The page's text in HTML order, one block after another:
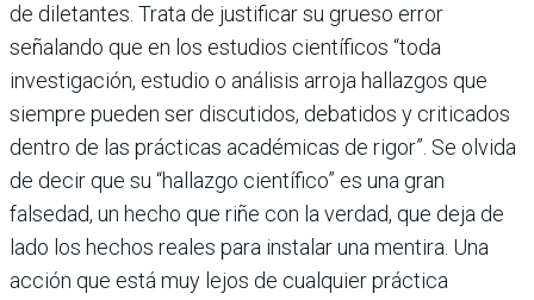
de diletantes. Trata de justificar su grueso error
señalando que en los estudios científicos “toda
investigación, estudio o aná­lisis arroja hallazgos que
siempre pueden ser discutidos, debatidos y criticados
dentro de las prácticas académicas de rigor”. Se olvida
de decir que su “hallazgo científico” es una gran
falsedad, un hecho que riñe con la ver­dad, que deja de
lado los hechos reales para instalar una mentira. Una
acción que está muy lejos de cualquier práctica